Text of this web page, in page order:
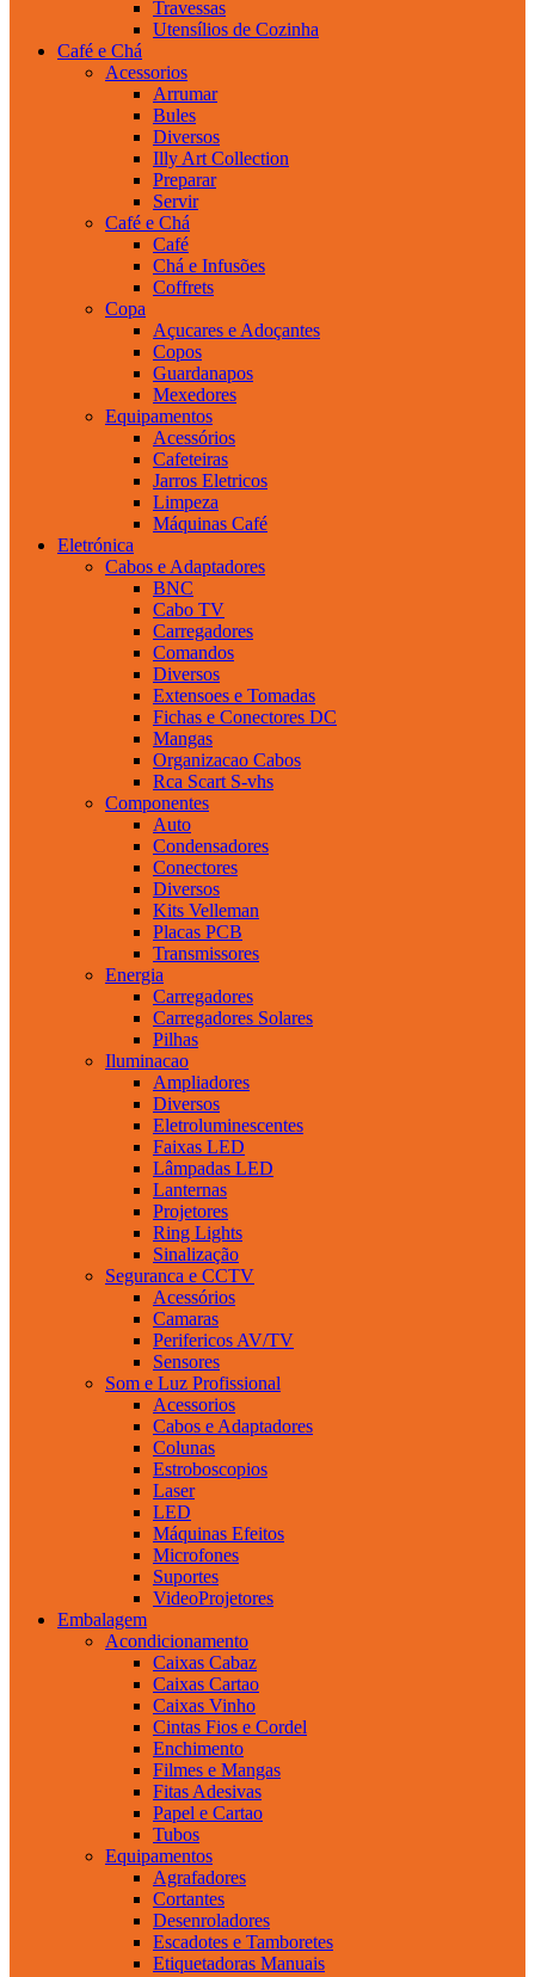
Travessas
Utensílios de Cozinha
Café e Chá
Acessorios
Arrumar
Bules
Diversos
Illy Art Collection
Preparar
Servir
Café e Chá
Café
Chá e Infusões
Coffrets
Copa
Açucares e Adoçantes
Copos
Guardanapos
Mexedores
Equipamentos
Acessórios
Cafeteiras
Jarros Eletricos
Limpeza
Máquinas Café
Eletrónica
Cabos e Adaptadores
BNC
Cabo TV
Carregadores
Comandos
Diversos
Extensoes e Tomadas
Fichas e Conectores DC
Mangas
Organizacao Cabos
Rca Scart S-vhs
Componentes
Auto
Condensadores
Conectores
Diversos
Kits Velleman
Placas PCB
Transmissores
Energia
Carregadores
Carregadores Solares
Pilhas
Iluminacao
Ampliadores
Diversos
Eletroluminescentes
Faixas LED
Lâmpadas LED
Lanternas
Projetores
Ring Lights
Sinalização
Seguranca e CCTV
Acessórios
Camaras
Perifericos AV/TV
Sensores
Som e Luz Profissional
Acessorios
Cabos e Adaptadores
Colunas
Estroboscopios
Laser
LED
Máquinas Efeitos
Microfones
Suportes
VideoProjetores
Embalagem
Acondicionamento
Caixas Cabaz
Caixas Cartao
Caixas Vinho
Cintas Fios e Cordel
Enchimento
Filmes e Mangas
Fitas Adesivas
Papel e Cartao
Tubos
Equipamentos
Agrafadores
Cortantes
Desenroladores
Escadotes e Tamboretes
Etiquetadoras Manuais